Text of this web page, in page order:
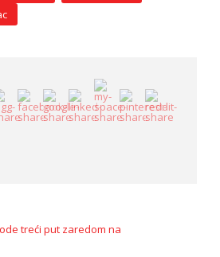
treći put zaredom na